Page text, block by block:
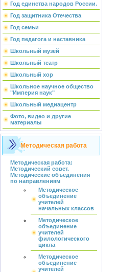
Год единства народов России.
Год защитника Отечества
Год семьи
Год педагога и наставника
Школьный музей
Школьный театр
Школьный хор
Школьное научное общество
"Империя наук"
Школьный медиацентр
Фото, видео и другие
материалы
Методическая работа
Методическая работа:
Методический совет.
Методические объединения
по направлениям
Методическое
объединение
учителей
начальных классов
Методическое
объединение
учителей
филологического
цикла
Методическое
объединение
учителей